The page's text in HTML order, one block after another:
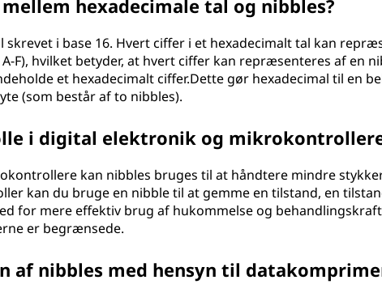
hexadecimale tal og nibbles?
skrevet i base 16. Hvert ciffer i et hexadecimalt tal kan
F), hvilket betyder, at hvert ciffer kan repræsenteres af en
et hexadecimalt ciffer.Dette gør hexadecimal til en
(som består af to nibbles).
i digital elektronik og
kan nibbles bruges til at håndtere mindre
kan du bruge en nibble til at gemme en tilstand, en
for mere effektiv brug af hukommelse og
er begrænsede.
af nibbles med hensyn til